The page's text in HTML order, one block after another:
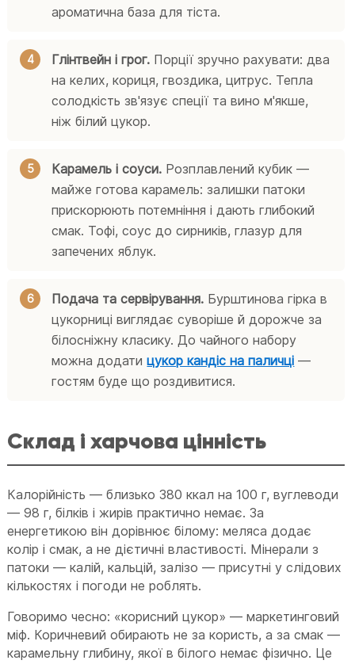
ароматична база для тіста.
Глінтвейн і грог. Порції зручно рахувати: два
на келих, кориця, гвоздика, цитрус. Тепла
солодкість зв'язує спеції та вино м'якше,
ніж білий цукор.
Карамель і соуси. Розплавлений кубик —
майже готова карамель: залишки патоки
прискорюють потемніння і дають глибокий
смак. Тофі, соус до сирників, глазур для
запечених яблук.
Подача та сервірування. Бурштинова гірка в
цукорниці виглядає суворіше й дорожче за
білосніжну класику. До чайного набору
можна додатицукор кандіс на паличці —
гостям буде що роздивитися.
Склад і харчова цінність
Калорійність — близько 380 ккал на 100 г, вуглеводи
— 98 г, білків і жирів практично немає. За
енергетикою він дорівнює білому: меляса додає
колір і смак, а не дієтичні властивості. Мінерали з
патоки — калій, кальцій, залізо — присутні у слідових
кількостях і погоди не роблять.
Говоримо чесно: «корисний цукор» — маркетинговий
міф. Коричневий обирають не за користь, а за смак —
карамельну глибину, якої в білого немає фізично. Це